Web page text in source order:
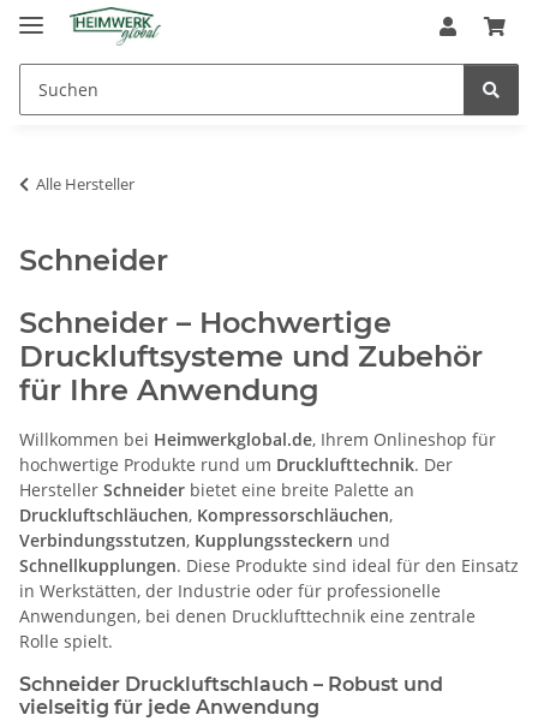
Alle Hersteller
Schneider
Schneider – Hochwertige
Druckluftsysteme und Zubehör
für Ihre Anwendung
Willkommen bei Heimwerkglobal.de, Ihrem Onlineshop für
hochwertige Produkte rund um Drucklufttechnik. Der
Hersteller Schneider bietet eine breite Palette an
Druckluftschläuchen, Kompressorschläuchen,
Verbindungsstutzen, Kupplungssteckern und
Schnellkupplungen. Diese Produkte sind ideal für den Einsatz
in Werkstätten, der Industrie oder für professionelle
Anwendungen, bei denen Drucklufttechnik eine zentrale
Rolle spielt.
Schneider Druckluftschlauch – Robust und
vielseitig für jede Anwendung